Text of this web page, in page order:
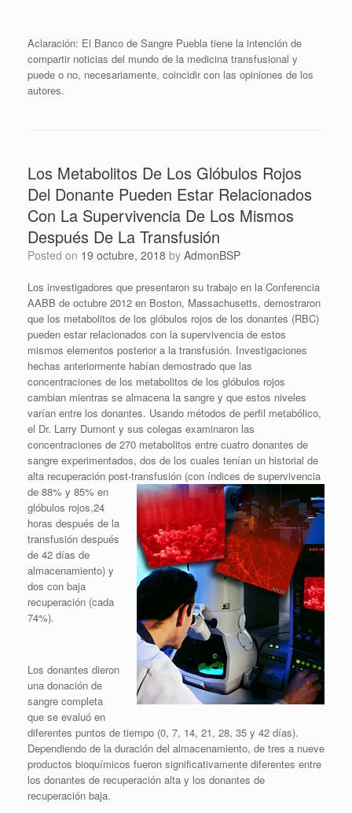
Aclaración: El Banco de Sangre Puebla tiene la intención de
compartir noticias del mundo de la medicina transfusional y
puede o no, necesariamente, coincidir con las opiniones de los
autores.
Los Metabolitos De Los Glóbulos Rojos
Del Donante Pueden Estar Relacionados
Con La Supervivencia De Los Mismos
Después De La Transfusión
Posted on 19 octubre, 2018 by AdmonBSP
Los investigadores que presentaron su trabajo en la Conferencia
AABB de octubre 2012 en Boston, Massachusetts, demostraron
que los metabolitos de los glóbulos rojos de los donantes (RBC)
pueden estar relacionados con la supervivencia de estos
mismos elementos posterior a la transfusión. Investigaciones
hechas anteriormente habían demostrado que las
concentraciones de los metabolitos de los glóbulos rojos
cambian mientras se almacena la sangre y que estos niveles
varían entre los donantes. Usando métodos de perfil metabólico,
el Dr. Larry Dumont y sus colegas examinaron las
concentraciones de 270 metabolitos entre cuatro donantes de
sangre experimentados, dos de los cuales tenían un historial de
alta recuperación post-transfusión (con índices de supervivencia
de 88% y 85% en
glóbulos rojos,24
horas después de la
transfusión después
de 42 días de
almacenamiento) y
dos con baja
recuperación (cada
74%).
Los donantes dieron
una donación de
sangre completa
que se evaluó en
diferentes puntos de tiempo (0, 7, 14, 21, 28, 35 y 42 días).
Dependiendo de la duración del almacenamiento, de tres a nueve
productos bioquímicos fueron significativamente diferentes entre
los donantes de recuperación alta y los donantes de
recuperación baja.